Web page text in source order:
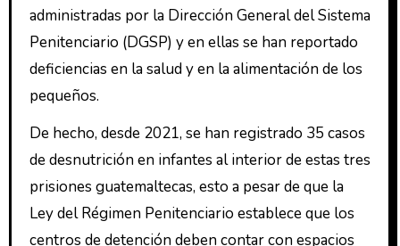
administradas por la Dirección General del Sistema
Penitenciario (DGSP) y en ellas se han reportado
deficiencias en la salud y en la alimentación de los
pequeños.
De hecho, desde 2021, se han registrado 35 casos
de desnutrición en infantes al interior de estas tres
prisiones guatemaltecas, esto a pesar de que la
Ley del Régimen Penitenciario establece que los
centros de detención deben contar con espacios